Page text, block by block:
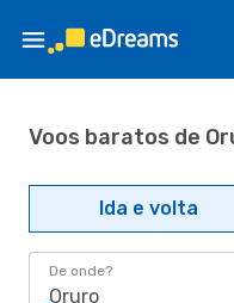
Voos baratos de
Ida e volta
De onde?
Oruro